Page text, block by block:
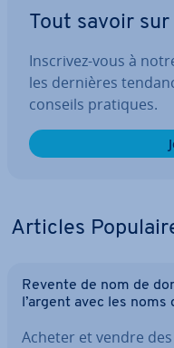
Tout savoir sur
Inscrivez-vous à
les dernières
conseils pratiques.
Articles
Revente de nom de
l’argent avec les noms
Acheter et vendre